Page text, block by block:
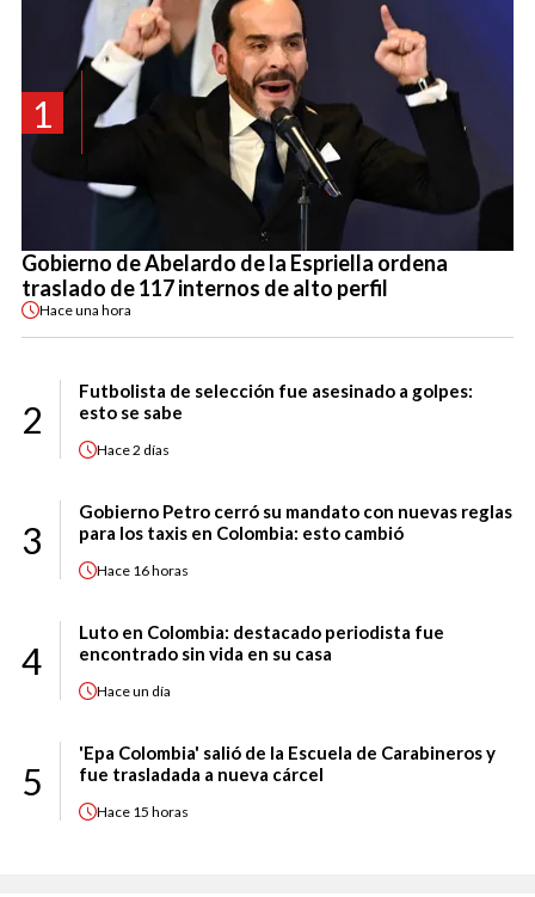
1
Gobierno de Abelardo de la Espriella ordena
traslado de 117 internos de alto perfil
Haceuna hora
2
Futbolista de selección fue asesinado a golpes:
esto se sabe
Hace2 días
3
Gobierno Petro cerró su mandato con nuevas reglas
para los taxis en Colombia: esto cambió
Hace 16 horas
4
Luto en Colombia: destacado periodista fue
encontrado sin vida en su casa
Haceun día
5
'Epa Colombia' salió de la Escuela de Carabineros y
fue trasladada a nueva cárcel
Hace 15 horas